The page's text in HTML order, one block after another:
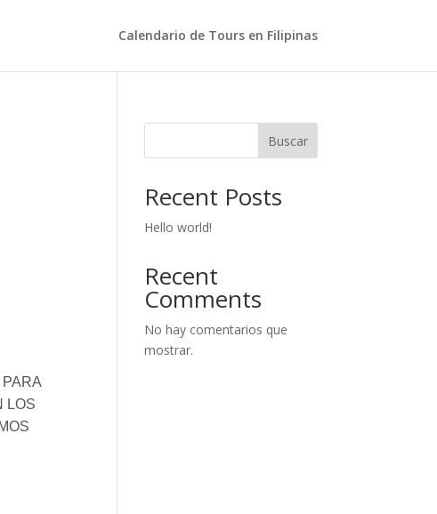
Calendario de Tours en Filipinas
LOS
Buscar
Recent Posts
Hello world!
Recent
Comments
No hay comentarios que
mostrar.